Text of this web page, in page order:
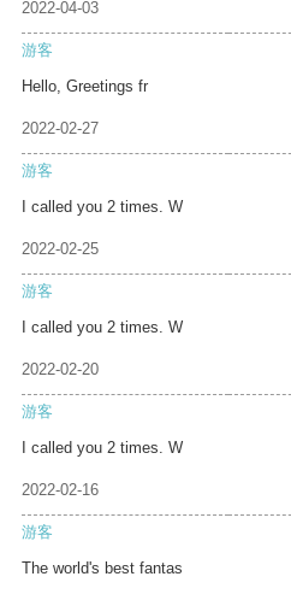
2022-04-03
游客
Hello, Greetings fr
2022-02-27
游客
I called you 2 times. W
2022-02-25
游客
I called you 2 times. W
2022-02-20
游客
I called you 2 times. W
2022-02-16
游客
The world's best fantas